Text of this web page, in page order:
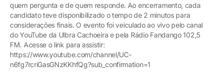
quem pergunta e de quem responde. Ao encerramento, cada
candidato teve disponibilizado o tempo de 2 minutos para
considerações finais. O evento foi veiculado ao vivo pelo canal
do YouTube da Ulbra Cachoeira e pela Rádio Fandango 102,5
FM. Acesse o link para assistir:
https://www.youtube.com/channel/UC-
n6fg7rcriGasGNzKKhfQg?sub_confirmation=1